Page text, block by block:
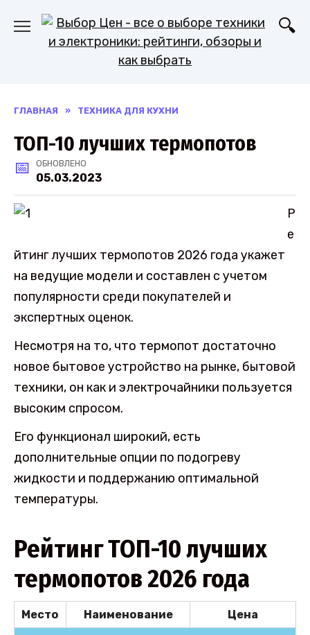
содержанию
ГЛАВНАЯ » ТЕХНИКА ДЛЯ КУХНИ
ТОП-10 лучших термопотов
ОБНОВЛЕНО
05.03.2023
Р
е
йтинг лучших термопотов 2026 года укажет
на ведущие модели и составлен с учетом
популярности среди покупателей и
экспертных оценок.
Несмотря на то, что термопот достаточно
новое бытовое устройство на рынке, бытовой
техники, он как и электрочайники пользуется
высоким спросом.
Его функционал широкий, есть
дополнительные опции по подогреву
жидкости и поддержанию оптимальной
температуры.
Рейтинг ТОП-10 лучших
термопотов 2026 года
Место Наименование Цена